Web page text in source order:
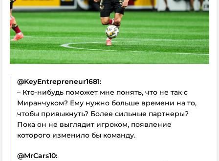
@KeyEntrepreneur1681:
– Кто-нибудь поможет мне понять, что не так с
Миранчуком? Ему нужно больше времени на то,
чтобы привыкнуть? Более сильные партнеры?
Пока он не выглядит игроком, появление
которого изменило бы команду.
@MrCars10: